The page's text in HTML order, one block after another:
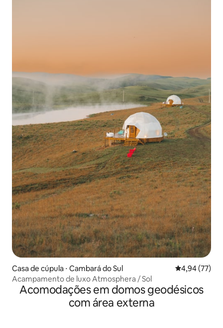
Casa de cúpula ⋅ Cambará do Sul 4,94 de uma
4,94 (77)
Acampamento de luxo Atmosphera / Sol
Acomodações em domos geodésicos
com área externa